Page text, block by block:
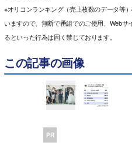
※オリコンランキング（売上枚数のデータ等
いますので、無断で番組でのご使用、Web
るといった行為は固く禁じております。
この記事の画像
PR